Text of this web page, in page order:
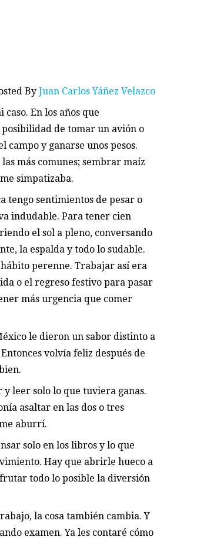
By Juan Carlos Yáñez Velazco
En los años que
de tomar un avión o
y ganarse unos pesos.
más comunes; sembrar maíz
simpatizaba.
tengo sentimientos de pesar o
indudable. Para tener cien
el sol a pleno, conversando
la espalda y todo lo sudable.
perenne. Trabajar así era
o el regreso festivo para pasar
más urgencia que comer
le dieron un sabor distinto a
volvía feliz después de
leer solo lo que tuviera ganas.
asaltar en las dos o tres
aburrí.
solo en los libros y lo que
Hay que abrirle hueco a
todo lo posible la diversión
la cosa también cambia. Y
examen. Ya les contaré cómo